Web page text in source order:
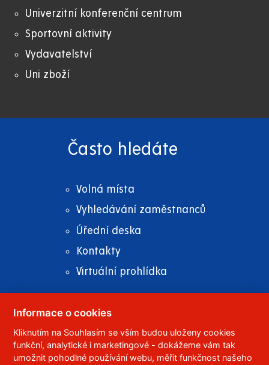
Univerzitní konferenční centrum
Sportovní aktivity
Vydavatelství
Uni zboží
Často hledáte
Volná místa
Vyhledávání zaměstnanců
Úřední deska
Kontakty
Virtuální prohlídka
© 2023 Univerzita Pardubice,Studentská 95
532 10 Pardubice 2
Informace o cookies
Kliknutím na Souhlasím se vším budou uloženy cookies
funkční, analytické i marketingové - dokážeme vám tak
umožnit pohodlné používání webu, měřit funkčnost našeho